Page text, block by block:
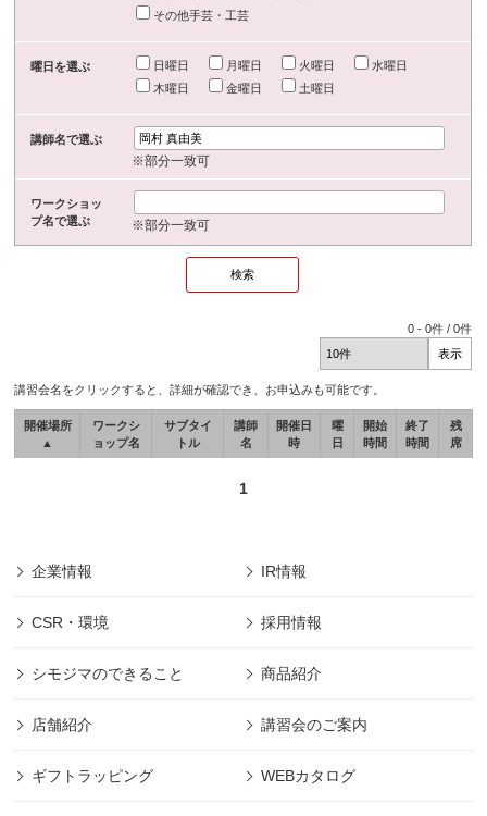
その他手芸・工芸
曜日を選ぶ 日曜日 月曜日 火曜日
水曜日
木曜日
金曜日 土曜日
講師名で選ぶ
※部分一致可
ワークショッ
プ名で選ぶ
※部分一致可
0 -0件 /0件
講習会名をクリックすると、詳細が確認でき、お申込みも可能です。
開催場所
▲
ワークシ
ョップ名
サブタイ
トル
講師
名
開催日
時
曜
日
開始
時間
終了
時間
残
席
1
企業情報 IR情報
CSR・環境 採用情報
シモジマのできること 商品紹介
店舗紹介 講習会のご案内
ギフトラッピング WEBカタログ